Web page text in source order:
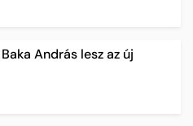
András lesz az új